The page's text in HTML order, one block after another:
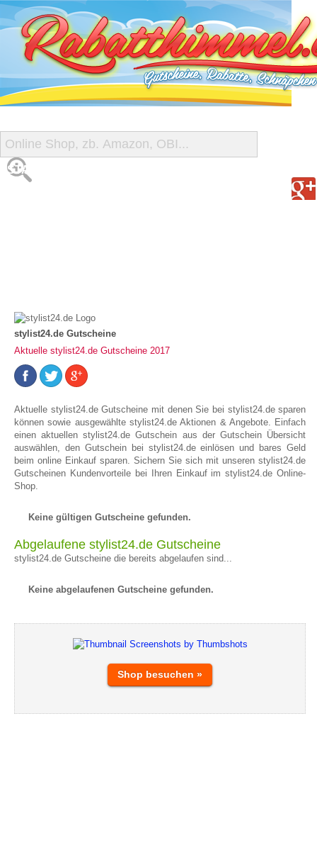
START
stylist24.de Gutscheine
Aktuelle stylist24.de Gutscheine 2017
Aktuelle stylist24.de Gutscheine mit denen Sie bei stylist24.de sparen
können sowie ausgewählte stylist24.de Aktionen & Angebote. Einfach
einen aktuellen stylist24.de Gutschein aus der Gutschein Übersicht
auswählen, den Gutschein bei stylist24.de einlösen und bares Geld
beim online Einkauf sparen. Sichern Sie sich mit unseren stylist24.de
Gutscheinen Kundenvorteile bei Ihren Einkauf im stylist24.de Online-
Shop.
Keine gültigen Gutscheine gefunden.
Abgelaufene stylist24.de Gutscheine
stylist24.de Gutscheine die bereits abgelaufen sind...
Keine abgelaufenen Gutscheine gefunden.
Shop besuchen »